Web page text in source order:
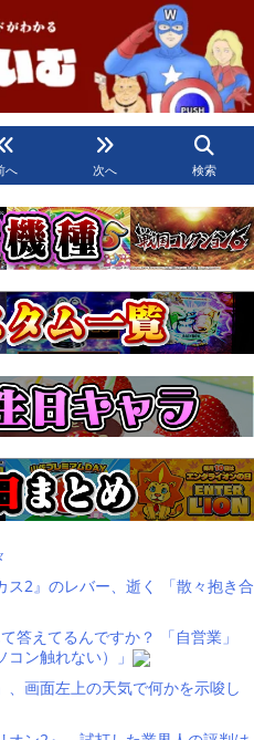
へ 次へ 検索
ス2』のレバー、逝く 「散々抱き合
答えてるんですか？ 「自営業」
ン触れない）」
、画面左上の天気で何かを示唆し